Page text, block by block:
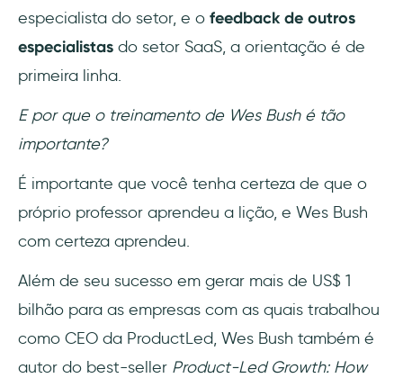
especialista do setor, e o feedback de outros
especialistas do setor SaaS, a orientação é de
primeira linha.
E por que o treinamento de Wes Bush é tão
importante?
É importante que você tenha certeza de que o
próprio professor aprendeu a lição, e Wes Bush
com certeza aprendeu.
Além de seu sucesso em gerar mais de US$ 1
bilhão para as empresas com as quais trabalhou
como CEO da ProductLed, Wes Bush também é
autor do best-seller Product-Led Growth: How